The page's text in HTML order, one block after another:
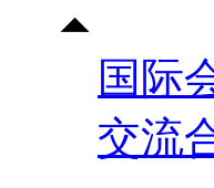

国际
交流